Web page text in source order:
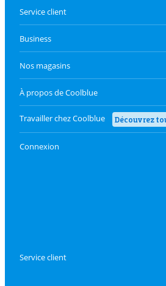
Service client
Business
Nos magasins
À propos de Coolblue
Travailler chez Coolblue Découvrez
Connexion
Service client